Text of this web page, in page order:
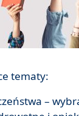
tematy:
–